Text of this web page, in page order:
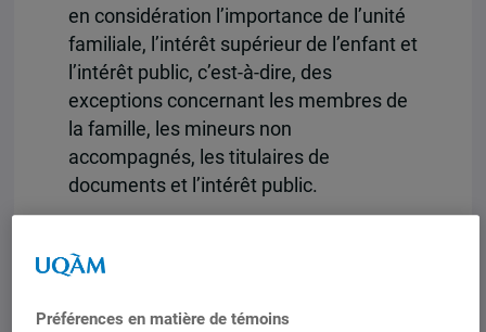
en considération l’importance de l’unité
familiale, l’intérêt supérieur de l’enfant et
l’intérêt public, c’est-à-dire, des
exceptions concernant les membres de
la famille, les mineurs non
accompagnés, les titulaires de
documents et l’intérêt public.
nombre de demandeurs d’asile arrivant
considérablement, en particulier suite à
Préférences en matière de témoins